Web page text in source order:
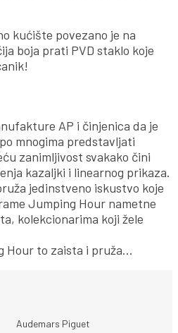
kućište povezano je na
boja prati PVD staklo koje
AP i činjenica da je
mnogima predstavljati
zanimljivost svakako čini
kazaljki i linearnog prikaza.
jedinstveno iskustvo koje
Jumping Hour nametne
kolekcionarima koji žele
Hour to zaista i pruža…
Audemars Piguet